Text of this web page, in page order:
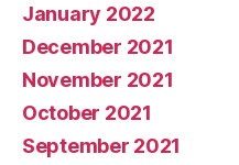
January 2022
December 2021
November 2021
October 2021
September 2021